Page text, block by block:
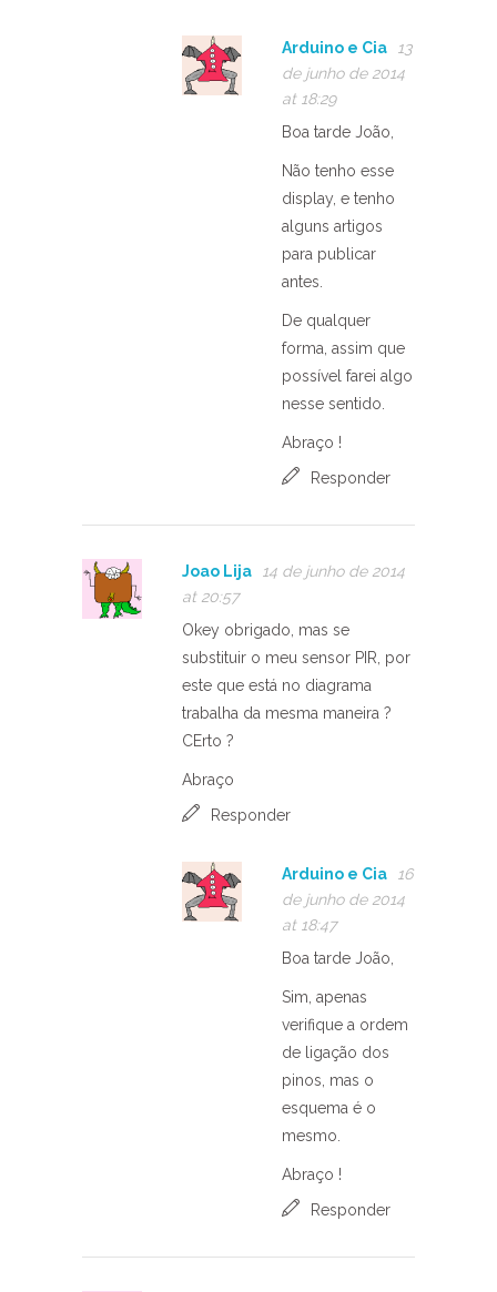
Arduino e Cia
13
de junho de 2014
at 18:29
Boa tarde João,
Não tenho esse
display, e tenho
alguns artigos
para publicar
antes.
De qualquer
forma, assim que
possível farei algo
nesse sentido.
Abraço !
Responder
Joao Lija
14 de junho de 2014
at 20:57
Okey obrigado, mas se
substituir o meu sensor PIR, por
este que está no diagrama
trabalha da mesma maneira ?
CErto ?
Abraço
Responder
Arduino e Cia
16
de junho de 2014
at 18:47
Boa tarde João,
Sim, apenas
verifique a ordem
de ligação dos
pinos, mas o
esquema é o
mesmo.
Abraço !
Responder